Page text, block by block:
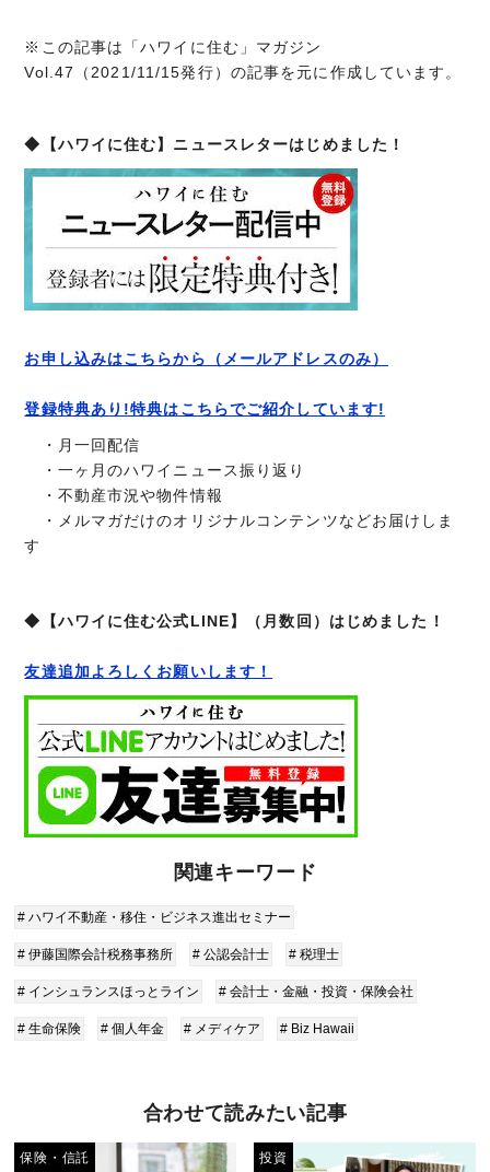
※この記事は「ハワイに住む」マガジン
Vol.47（2021/11/15発行）の記事を元に作成しています。
◆【ハワイに住む】ニュースレターはじめました！
お申し込みはこちらから（メールアドレスのみ）
登録特典あり!特典はこちらでご紹介しています!
・月一回配信
・一ヶ月のハワイニュース振り返り
・不動産市況や物件情報
・メルマガだけのオリジナルコンテンツなどお届けしま
す
◆【ハワイに住む公式LINE】（月数回）はじめました！
友達追加よろしくお願いします！
関連キーワード
# ハワイ不動産・移住・ビジネス進出セミナー
# 伊藤国際会計税務事務所 # 公認会計士 # 税理士
# インシュランスほっとライン # 会計士・金融・投資・保険会社
# 生命保険 # 個人年金 # メディケア # Biz Hawaii
合わせて読みたい記事
保険・信託 投資